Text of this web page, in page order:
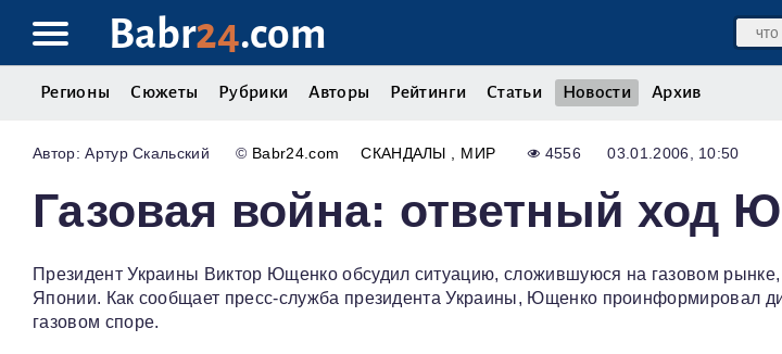
Babr24.com
Регионы Сюжеты Рубрики Авторы Рейтинги Статьи Новости Архив
Артур Скальский © Babr24.com СКАНДАЛЫ МИР 4556 03.01.2006, 10:50
Газовая война: ответный ход
Президент Украины Виктор Ющенко обсудил ситуацию, сложившуюся на газовом
Японии. Как сообщает пресс-служба президента Украины, Ющенко проинформировал
газовом споре.